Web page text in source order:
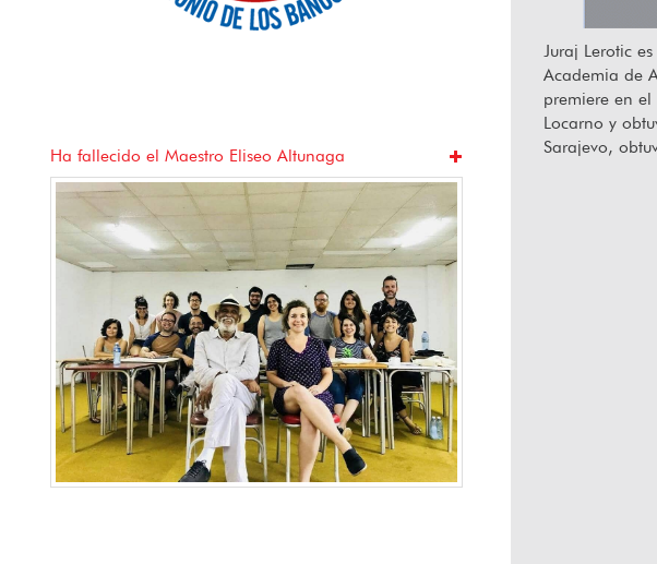
Jugando a mirar: Cine, juego y barrio en La Habana
Vieja
Ha fallecido
Juraj Lerotic
Academia de
premiere en
Locarno y
Sarajevo,